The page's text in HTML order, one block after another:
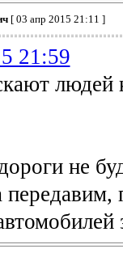
[ 03 апр 2015 21:11 ]
21:59
людей
не